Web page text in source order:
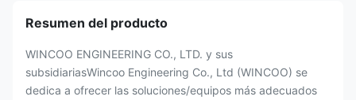
Resumen del producto
WINCOO ENGINEERING CO., LTD. y sus
subsidiariasWincoo Engineering Co., Ltd (WINCOO) se
dedica a ofrecer las soluciones/equipos más adecuados